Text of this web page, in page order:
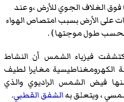
الغلاف الجوي للأرض ،و عند
على الأرض بسبب امتصاص الهواء
طول موجتها ) .
فيزياء الشمس أن النشاط
مغايرا لطيف
فيض الشمس الراديوي والذي
، ويتعلق بهالشفق القطبي.